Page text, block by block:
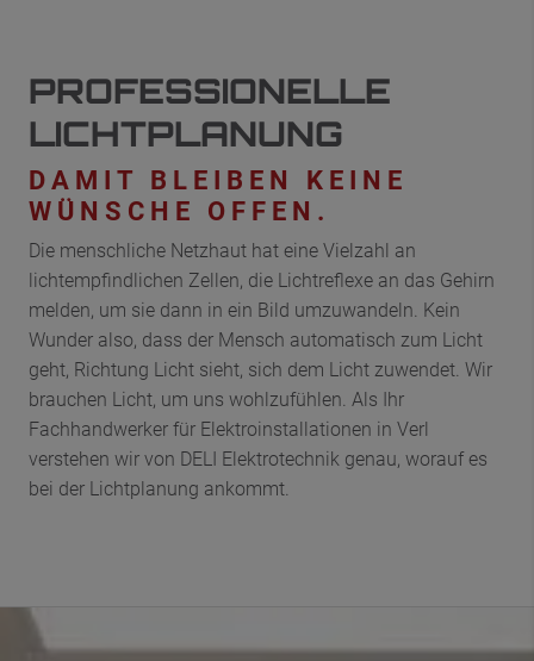
PROFESSIONELLE
LICHTPLANUNG
DAMIT BLEIBEN KEINE
WÜNSCHE OFFEN.
Die menschliche Netzhaut hat eine Vielzahl an
lichtempfindlichen Zellen, die Lichtreflexe an das Gehirn
melden, um sie dann in ein Bild umzuwandeln. Kein
Wunder also, dass der Mensch automatisch zum Licht
geht, Richtung Licht sieht, sich dem Licht zuwendet. Wir
brauchen Licht, um uns wohlzufühlen. Als Ihr
Fachhandwerker für Elektroinstallationen in Verl
verstehen wir von DELI Elektrotechnik genau, worauf es
bei der Lichtplanung ankommt.